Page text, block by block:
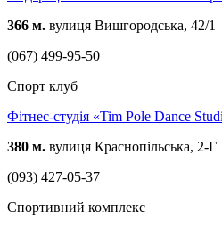
366 м. вулиця Вишгородська, 42/1
(067) 499-95-50
Спорт клуб
Фітнес-студія «Tim Pole Dance
380 м. вулиця Краснопільська, 2-Г
(093) 427-05-37
Спортивний комплекс